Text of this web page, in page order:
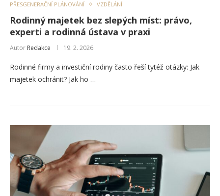
PŘESGENERAČNÍ PLÁNOVÁNÍ
VZDĚLÁNÍ
Rodinný majetek bez slepých míst: právo,
experti a rodinná ústava v praxi
Autor Redakce 19. 2. 2026
Rodinné firmy a investiční rodiny často řeší tytéž otázky: Jak
majetek ochránit? Jak ho …